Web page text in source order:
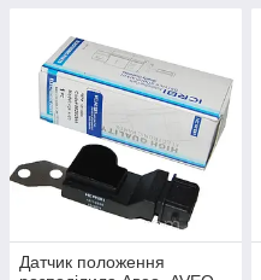
Датчик положення